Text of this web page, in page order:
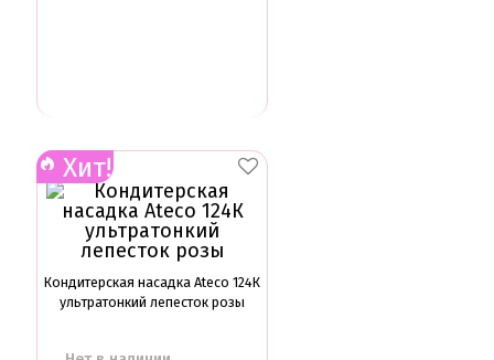
Хит!
Кондитерская насадка Ateco 124К
ультратонкий лепесток розы